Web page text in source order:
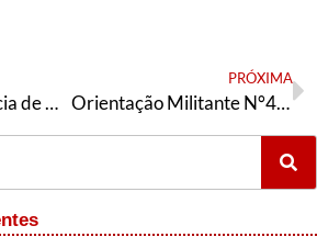
60 socos e a urgência de mobilização
PRÓXIMA
Orientação Militante N°477 (03 de agosto de 2025)